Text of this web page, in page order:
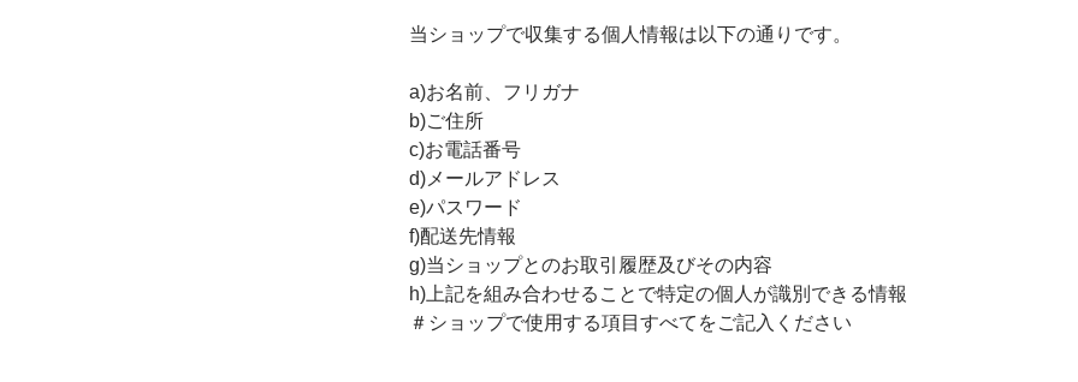
当ショップで収集する個人情報は以下の通りです。
a)お名前、フリガナ
b)ご住所
c)お電話番号
d)メールアドレス
e)パスワード
f)配送先情報
g)当ショップとのお取引履歴及びその内容
h)上記を組み合わせることで特定の個人が識別できる情報
＃ショップで使用する項目すべてをご記入ください